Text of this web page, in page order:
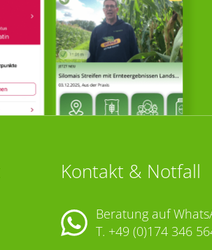
Kontakt & Notfall
Beratung auf
T. +49 (0)174 346